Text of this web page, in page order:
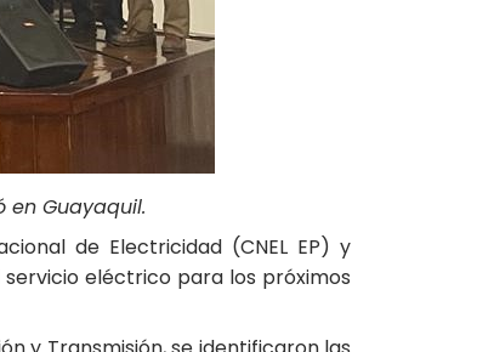
en Guayaquil.
de Electricidad (CNEL EP) y
eléctrico para los próximos